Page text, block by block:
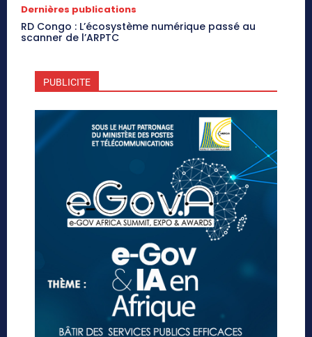
Dernières publications
RD Congo : L’écosystème numérique passé au
scanner de l’ARPTC
PUBLICITE